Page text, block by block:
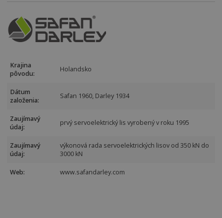
Krajina
pôvodu:
Holandsko
Dátum
založenia:
Safan 1960, Darley 1934
Zaujímavý
údaj:
prvý servoelektrický lis vyrobený v roku 1995
Zaujímavý
údaj:
výkonová rada servoelektrických lisov od 350 kN do
3000 kN
Web: www.safandarley.com